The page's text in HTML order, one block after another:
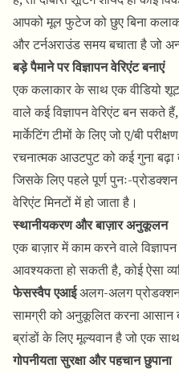
आपको मूल फुटेज को छुए बिना
और टर्नअराउंड समय बचाता है जो
बड़े पैमाने पर विज्ञापन वेरिएंट बनाएं
एक कलाकार के साथ एक वीडियो शूट
वाले कई विज्ञापन वेरिएंट बन सकते
मार्केटिंग टीमों के लिए जो ए/बी
रचनात्मक आउटपुट को कई गुना
जिसके लिए पहले पूर्ण पुनः-
वेरिएंट मिनटों में हो जाता है।
स्थानीयकरण और बाज़ार अनुकूलन
एक बाज़ार में काम करने वाले
आवश्यकता हो सकती है, कोई ऐसा
फेसस्वैप एआईअलग-अलग प्रोडक्शन
सामग्री को अनुकूलित करना आसान
ब्रांडों के लिए मूल्यवान है जो एक
गोपनीयता सुरक्षा और पहचान छुपाना